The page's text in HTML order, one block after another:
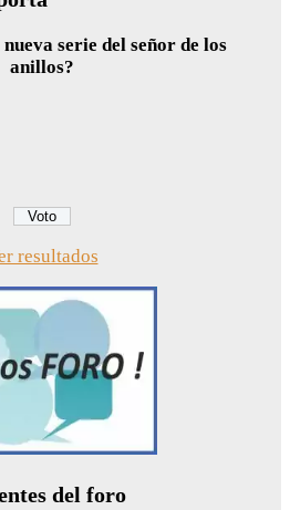
serie del señor de los
anillos?
resultados
del foro